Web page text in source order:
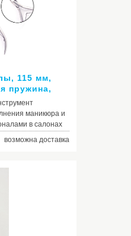
115 мм,
пружина,
маникюра и
в салонах
условиях.
ручной заточке,
ковка и
срок
Меры
в недоступном
использовать
свыше 300°
возможна доставка